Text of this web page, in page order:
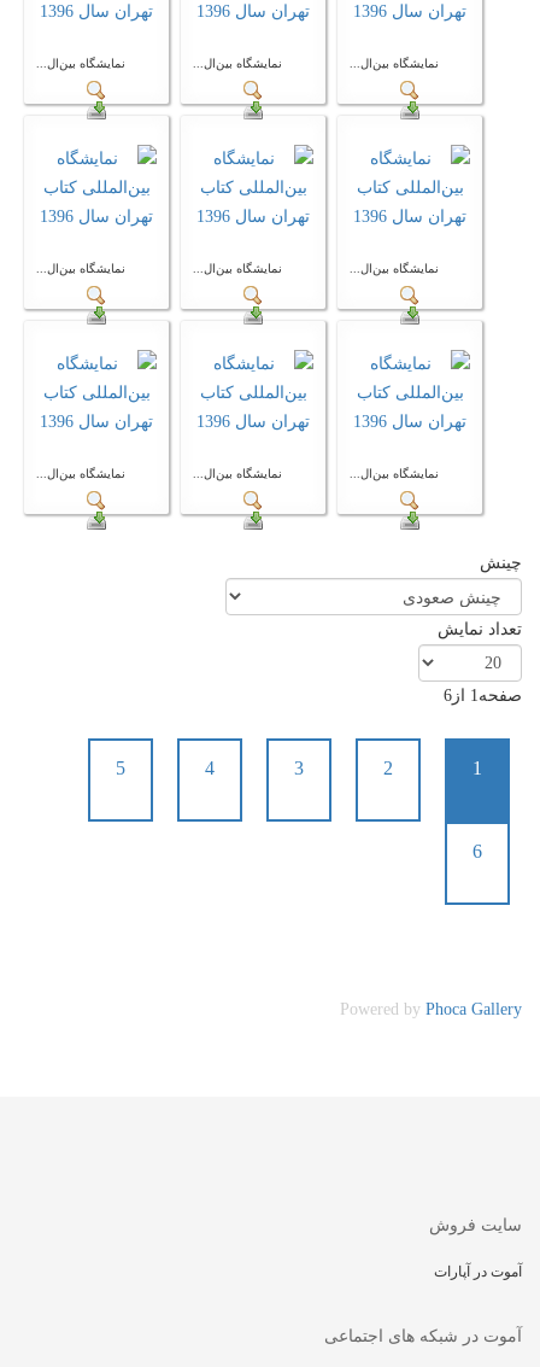
نمایشگاه بین‌ال... نمایشگاه بین‌ال... نمایشگاه بین‌ال...
نمایشگاه بین‌ال... نمایشگاه بین‌ال... نمایشگاه بین‌ال...
نمایشگاه بین‌ال... نمایشگاه بین‌ال... نمایشگاه بین‌ال...
چینش
تعداد نمایش
صفحه1 از6
1
2
3
4
5
6
Powered by Phoca Gallery
سایت فروش
آموت در آپارات
آموت در شبکه های اجتماعی